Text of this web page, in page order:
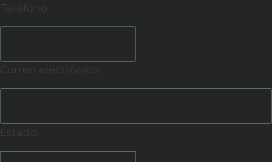
Teléfono
Correo electrónico
Estado